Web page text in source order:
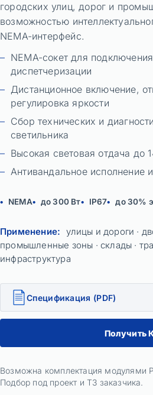
городских улиц, дорог и
возможностью
NEMA-интерфейс.
NEMA-сокет для
диспетчеризации
Дистанционное включение,
регулировка яркости
Сбор технических и
светильника
Высокая световая отдача до
Антивандальное исполнение
NEMA до 300 Вт IP67 до 30%
Применение: улицы и дороги ·
промышленные зоны · склады ·
инфраструктура
Спецификация (PDF)
Получить
Возможна комплектация модулями
Подбор под проект и ТЗ заказчика.